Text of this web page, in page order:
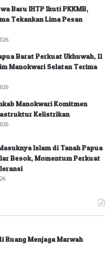
Baru IHTP Ikuti PKKMB,
Tekankan Lima Pesan
Barat Perkuat Ukhuwah, 11
Manokwari Selatan Terima
Manokwari Komitmen
Kelistrikan
Islam di Tanah Papua
Besok, Momentum Perkuat
Ruang Menjaga Marwah